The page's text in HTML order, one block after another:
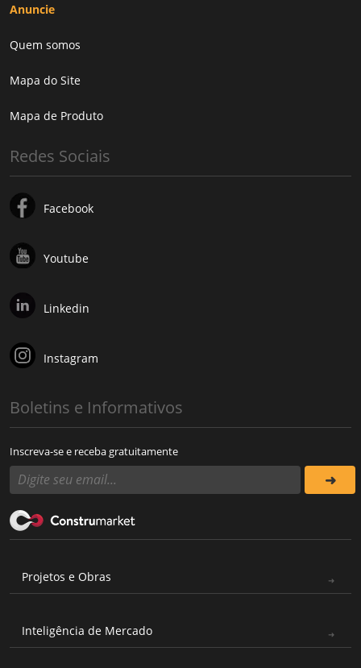
Anuncie
Quem somos
Mapa do Site
Mapa de Produto
Redes Sociais
Facebook
Youtube
Linkedin
Instagram
Boletins e Informativos
Inscreva-se e receba gratuitamente
Projetos e Obras
Inteligência de Mercado